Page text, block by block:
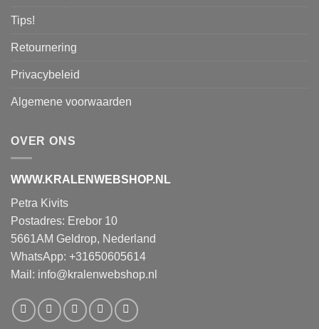
Tips!
Retournering
Privacybeleid
Algemene voorwaarden
OVER ONS
WWW.KRALENWEBSHOP.NL
Petra Kivits
Postadres: Erebor 10
5661AM Geldrop, Nederland
WhatsApp: +31650605614
Mail: info@kralenwebshop.nl